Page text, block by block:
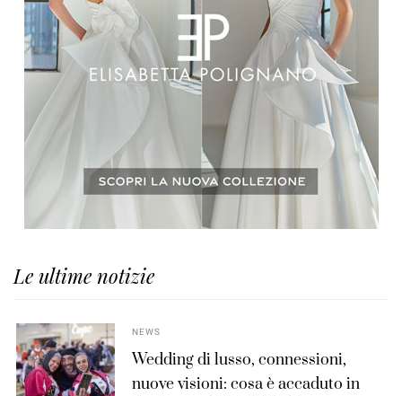
Le ultime notizie
NEWS
Wedding di lusso, connessioni,
nuove visioni: cosa è accaduto in